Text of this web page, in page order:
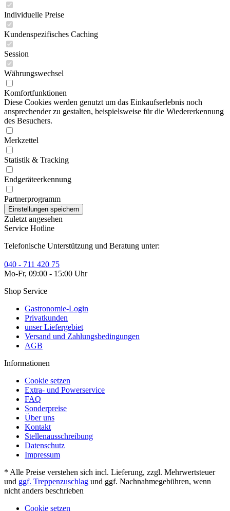
Individuelle Preise
Kundenspezifisches Caching
Session
Währungswechsel
Komfortfunktionen
Diese Cookies werden genutzt um das Einkaufserlebnis noch
ansprechender zu gestalten, beispielsweise für die Wiedererkennung
des Besuchers.
Merkzettel
Statistik & Tracking
Endgeräteerkennung
Partnerprogramm
Zuletzt angesehen
Service Hotline
Telefonische Unterstützung und Beratung unter:
040 - 711 420 75
Mo-Fr, 09:00 - 15:00 Uhr
Shop Service
Gastronomie-Login
Privatkunden
unser Liefergebiet
Versand und Zahlungsbedingungen
AGB
Informationen
Cookie setzen
Extra- und Powerservice
FAQ
Sonderpreise
Über uns
Kontakt
Stellenausschreibung
Datenschutz
Impressum
* Alle Preise verstehen sich incl. Lieferung, zzgl. Mehrwertsteuer
und ggf. Treppenzuschlag und ggf. Nachnahmegebühren, wenn
nicht anders beschrieben
Cookie setzen